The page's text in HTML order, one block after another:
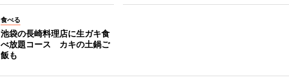
食べる
池袋の長崎料理店に生ガキ食
べ放題コース カキの土鍋ご
飯も